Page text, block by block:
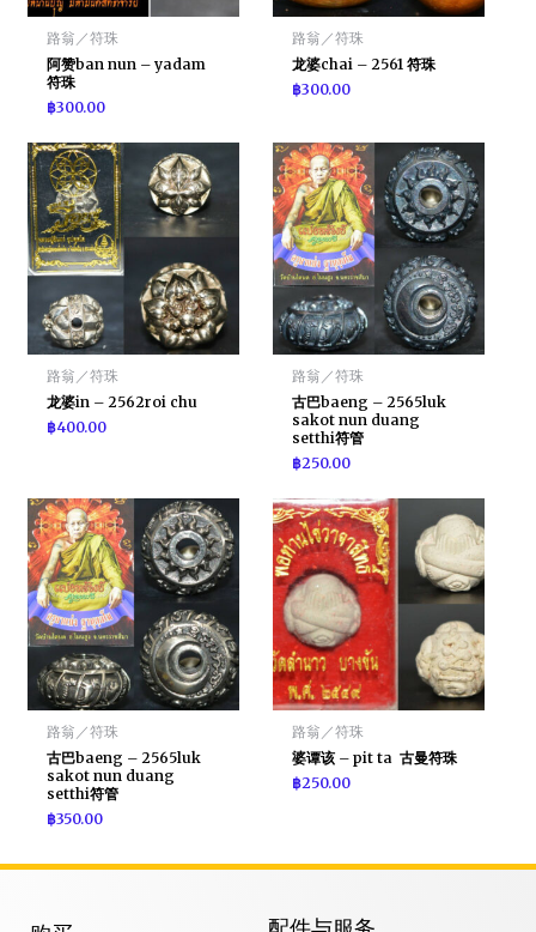
路翁／符珠
阿赞ban nun – yadam
符珠
฿300.00
路翁／符珠
龙婆chai – 2561 符珠
฿300.00
路翁／符珠
龙婆in – 2562roi chu
฿400.00
路翁／符珠
古巴baeng – 2565luk
sakot nun duang
setthi符管
฿250.00
路翁／符珠
古巴baeng – 2565luk
sakot nun duang
setthi符管
฿350.00
路翁／符珠
婆谭该 – pit ta 古曼符珠
฿250.00